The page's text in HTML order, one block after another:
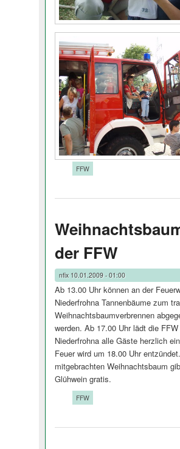
FFW
der FFW
nfix10.01.2009 - 01:00
Ab 13.00 Uhr können an der
Niederfrohna Tannenbäume zum
Weihnachtsbaumverbrennen
werden. Ab 17.00 Uhr lädt die FFW
Niederfrohna alle Gäste herzlich
Feuer wird um 18.00 Uhr
mitgebrachten Weihnachtsbaum
Glühwein gratis.
FFW